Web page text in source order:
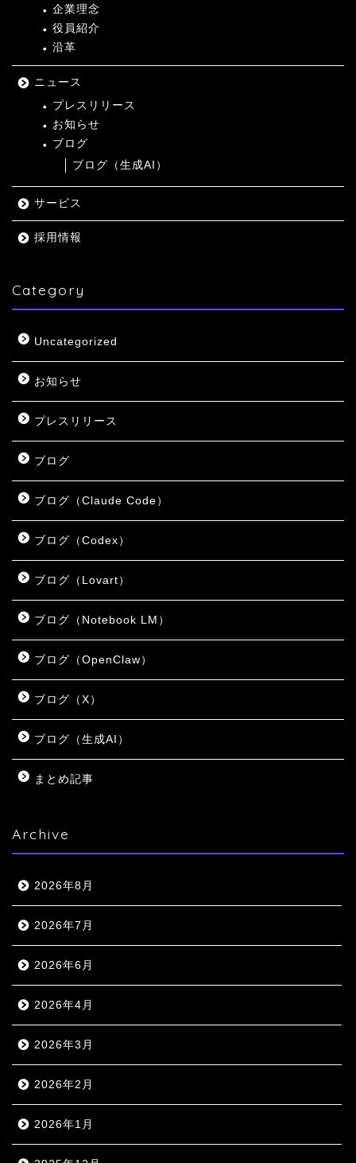
企業理念
役員紹介
沿革
ニュース
プレスリリース
お知らせ
ブログ
ブログ（生成AI）
サービス
採用情報
Category
Uncategorized
お知らせ
プレスリリース
ブログ
ブログ（Claude Code）
ブログ（Codex）
ブログ（Lovart）
ブログ（Notebook LM）
ブログ（OpenClaw）
ブログ（X）
ブログ（生成AI）
まとめ記事
Archive
2026年8月
2026年7月
2026年6月
2026年4月
2026年3月
2026年2月
2026年1月